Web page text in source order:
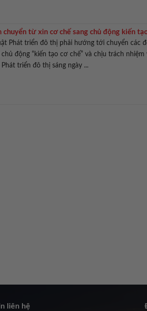
từ xin cơ chế sang chủ động kiến
Phát triển đô thị phải hướng tới chuyển các
động “kiến tạo cơ chế” và chịu trách nhiệm
triển đô thị sáng ngày ...
liên hệ